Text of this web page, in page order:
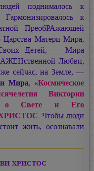
поднималось к
к
ПреобРАжающей
Царства Матери Мира,
Детей, — Мира
Любви,
сейчас, на Земле, —
Мира, «Космическое
Виктории
о Свете и Его
. Чтобы люди
жить, осознавали
ХРИСТОС